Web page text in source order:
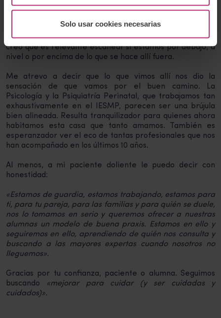
Solo usar cookies necesarias
países del mundo, precisamente desde nuestra disciplina,
era un objetivo en sí mismo. También para el Instituto
creo que es relevante escanear si estamos por debajo, a
nivel o por encima de lo que se hace allí fuera.
Me atrevo a decir que lo que vimos allí nos dio la
sensación de que vamos por el buen camino. La
Psicología y la Psiquiatría Perinatal, que trabajamos tan
exhaustivamente en el IESMP, parecen ser una brújula
bien alineada. Resulta tranquilizador para quienes ahora
habitamos esta casa que tanto amamos. También es
esperanzador ver el eco de tantas profesionales que nos
han acompañado en los últimos 10 años.
Al menos, a mi paciente doliente le puedo decir con
honestidad:
«Estamos de guardia, estamos trabajando, estamos para
ti, para tu pareja, para las familias y para quién se duele,
nos lo tomamos en serio y queremos ofrecer a nuestras
alumnas un modelo de buena praxis. Estamos en ello y
seguiremos en ello, aprendiendo de quién nos consulta y
buscando a las mayores expertas cuando nosotros no
lleguemos».
Gracias por tu confianza, paciente o alumna. Seguimos
buscando «mejorar para cuidar (y ser cuidadas y
cuidados)».